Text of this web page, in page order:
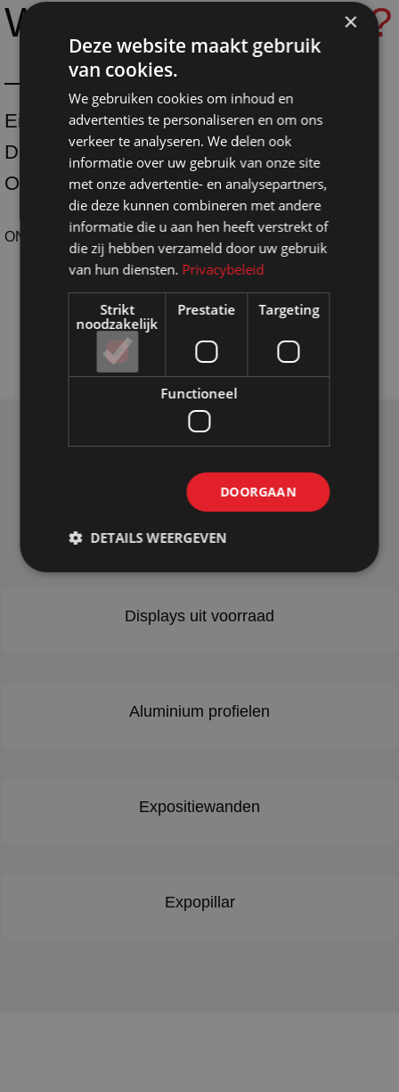
Waarom Shopmade?
Eigen productie
Duurzaam
One-stop-shoping
ONTDEK SHOPMADE
sterke punten
Displays uit voorraad
Aluminium profielen
Expositiewanden
Expopillar
×
Deze website maakt gebruik
van cookies.
We gebruiken cookies om inhoud en
advertenties te personaliseren en om ons
verkeer te analyseren. We delen ook
informatie over uw gebruik van onze site
met onze advertentie- en analysepartners,
die deze kunnen combineren met andere
informatie die u aan hen heeft verstrekt of
die zij hebben verzameld door uw gebruik
van hun diensten. Privacybeleid
Strikt
noodzakelijk
Prestatie Targeting
Functioneel
DOORGAAN
DETAILS WEERGEVEN